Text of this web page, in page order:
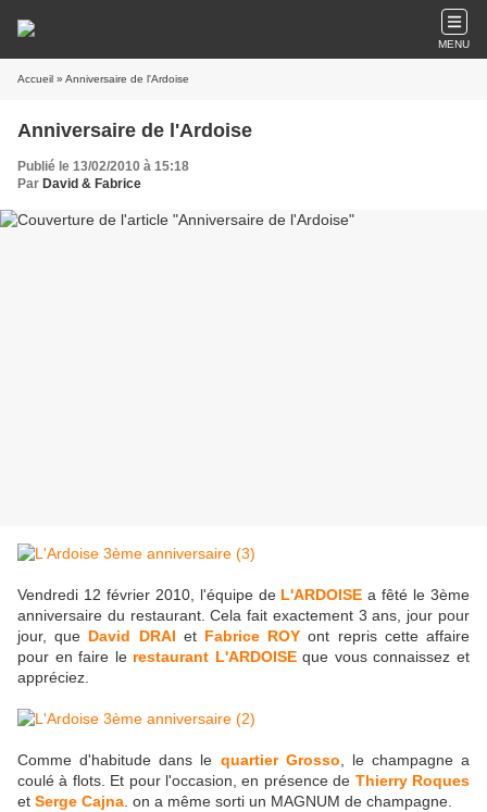
MENU
Accueil » Anniversaire de l'Ardoise
Anniversaire de l'Ardoise
Publié le 13/02/2010 à 15:18
Par David & Fabrice
Vendredi 12 février 2010, l'équipe de L'ARDOISE a fêté le 3ème
anniversaire du restaurant. Cela fait exactement 3 ans, jour pour
jour, que David DRAI et Fabrice ROY ont repris cette affaire
pour en faire le restaurant L'ARDOISEque vous connaissez et
appréciez.
Comme d'habitude dans le quartier Grosso , le champagne a
coulé à flots. Et pour l'occasion, en présence de Thierry Roques
et Serge Cajna . on a même sorti un MAGNUM de champagne.